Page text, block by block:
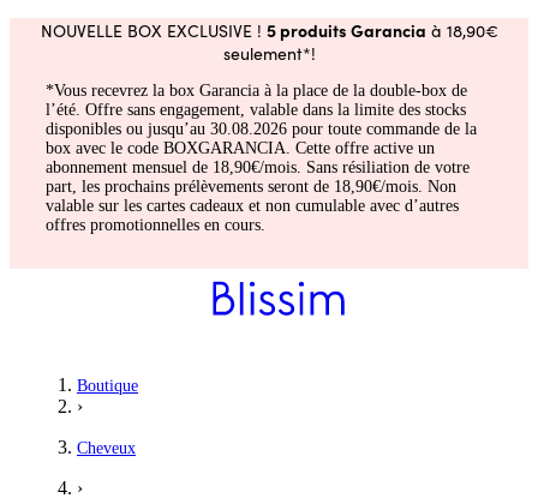
NOUVELLE BOX EXCLUSIVE ! 5 produits Garancia à 18,90€
seulement*!
*Vous recevrez la box Garancia à la place de la double-box de
l’été. Offre sans engagement, valable dans la limite des stocks
disponibles ou jusqu’au 30.08.2026 pour toute commande de la
box avec le code BOXGARANCIA. Cette offre active un
abonnement mensuel de 18,90€/mois. Sans résiliation de votre
part, les prochains prélèvements seront de 18,90€/mois. Non
valable sur les cartes cadeaux et non cumulable avec d’autres
offres promotionnelles en cours.
Boutique
›
Cheveux
›